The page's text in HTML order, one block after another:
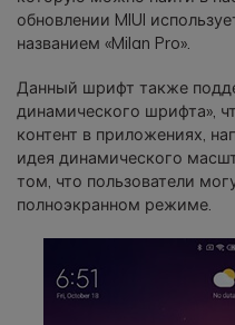
обновлении MIUI
названием «Milan Pro».
Данный шрифт также
динамического шрифта»,
контент в приложениях,
идея динамического
том, что пользователи
полноэкранном режиме.